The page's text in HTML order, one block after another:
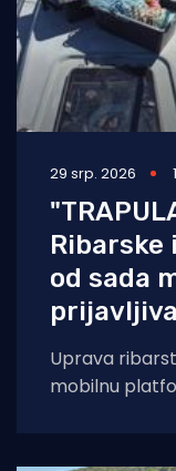
29 srp. 2026
Ribarske
od sada
Uprava
mobilnu